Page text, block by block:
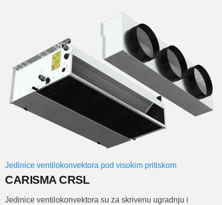
Jedinice ventilokonvektora pod visokim pritiskom
CARISMA CRSL
Jedinice ventilokonvektora su za skrivenu ugradnju i